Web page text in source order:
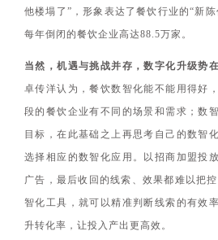
他楼塌了”，形象表达了餐饮行业的“新陈
每年倒闭的餐饮企业高达88.5万家。
当然，机遇与挑战并存，数字化升级势
卓传洋认为，餐饮数智化能不能用得好
段的餐饮企业有不同的场景和需求；数
目标，在此基础之上再思考自己的数智
选择相应的数智化应用。以招商加盟投
广告，最后收回的线索、效果都难以把
智化工具，就可以精准判断线索的有效
升转化率，让投入产出更高效。